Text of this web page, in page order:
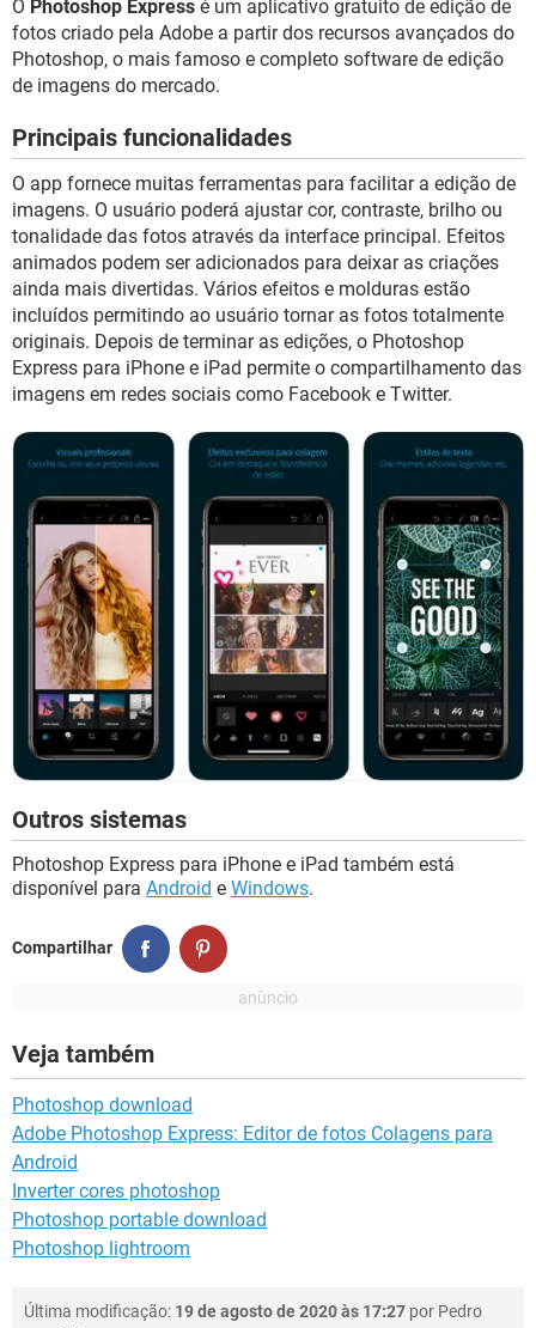
GUIA DE COMPRAS
O Photoshop Express é um aplicativo gratuito de edição de
fotos criado pela Adobe a partir dos recursos avançados do
Photoshop, o mais famoso e completo software de edição
de imagens do mercado.
Principais funcionalidades
O app fornece muitas ferramentas para facilitar a edição de
imagens. O usuário poderá ajustar cor, contraste, brilho ou
tonalidade das fotos através da interface principal. Efeitos
animados podem ser adicionados para deixar as criações
ainda mais divertidas. Vários efeitos e molduras estão
incluídos permitindo ao usuário tornar as fotos totalmente
originais. Depois de terminar as edições, o Photoshop
Express para iPhone e iPad permite o compartilhamento das
imagens em redes sociais como Facebook e Twitter.
Outros sistemas
Photoshop Express para iPhone e iPad também está
disponível para Android e Windows.
Compartilhar
Veja também
Photoshop download
Adobe Photoshop Express: Editor de fotos Colagens para
Android
Inverter cores photoshop
Photoshop portable download
Photoshop lightroom
Última modificação: 19 de agosto de 2020 às 17:27 por Pedro